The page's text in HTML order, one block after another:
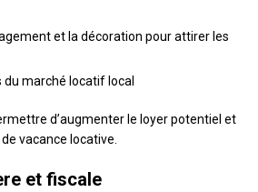
et la décoration pour attirer les
marché locatif local
d’augmenter le loyer potentiel et
vacance locative.
et fiscale